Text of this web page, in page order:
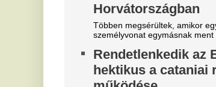
Óriási a zavar, a magyarok
szerint a Fradi leigazolja a
Real Madrid sztárját?